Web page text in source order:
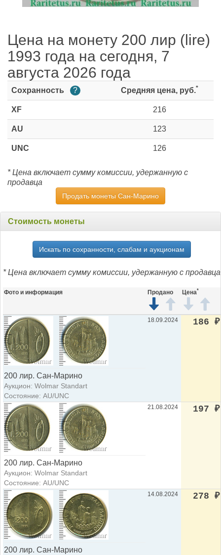
Цена на монету 200 лир (lire)
1993 года на сегодня, 7
августа 2026 года
Сохранность ? Средняя цена, руб.*
XF 216
AU 123
UNC 126
* Цена включает сумму комиссии, удержанную с
продавца
Продать монеты Сан-Марино
Стоимость монеты
Искать по сохранности, слабам и аукционам
* Цена включает сумму комиссии, удержанную с продавца
Фото и информация Продано Цена*
200 лир. Сан-Марино
Аукцион: Wolmar Standart
Состояние: AU/UNC
18.09.2024 186 ₽
200 лир. Сан-Марино
Аукцион: Wolmar Standart
Состояние: AU/UNC
21.08.2024 197 ₽
200 лир. Сан-Марино
14.08.2024 278 ₽